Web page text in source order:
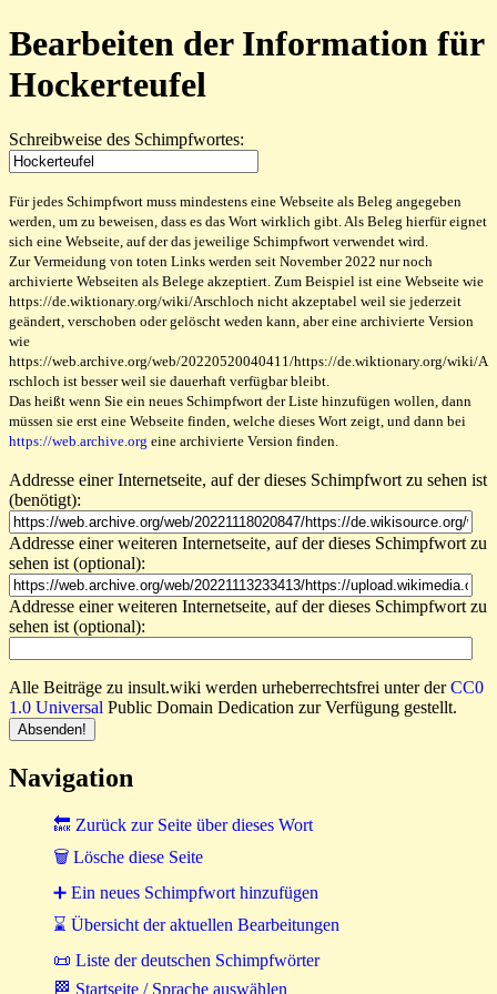
Bearbeiten der Information für
Hockerteufel
Schreibweise des Schimpfwortes:
Für jedes Schimpfwort muss mindestens eine Webseite als Beleg angegeben
werden, um zu beweisen, dass es das Wort wirklich gibt. Als Beleg hierfür eignet
sich eine Webseite, auf der das jeweilige Schimpfwort verwendet wird.
Zur Vermeidung von toten Links werden seit November 2022 nur noch
archivierte Webseiten als Belege akzeptiert. Zum Beispiel ist eine Webseite wie
https://de.wiktionary.org/wiki/Arschloch nicht akzeptabel weil sie jederzeit
geändert, verschoben oder gelöscht weden kann, aber eine archivierte Version
wie
https://web.archive.org/web/20220520040411/https://de.wiktionary.org/wiki/A
rschloch ist besser weil sie dauerhaft verfügbar bleibt.
Das heißt wenn Sie ein neues Schimpfwort der Liste hinzufügen wollen, dann
müssen sie erst eine Webseite finden, welche dieses Wort zeigt, und dann bei
https://web.archive.org eine archivierte Version finden.
Addresse einer Internetseite, auf der dieses Schimpfwort zu sehen ist
(benötigt):
Addresse einer weiteren Internetseite, auf der dieses Schimpfwort zu
sehen ist (optional):
Addresse einer weiteren Internetseite, auf der dieses Schimpfwort zu
sehen ist (optional):
Alle Beiträge zu insult.wiki werden urheberrechtsfrei unter derCC0
1.0 Universal Public Domain Dedication zur Verfügung gestellt.
Navigation
🔙 Zurück zur Seite über dieses Wort
🗑 Lösche diese Seite
➕ Ein neues Schimpfwort hinzufügen
⌛ Übersicht der aktuellen Bearbeitungen
📜 Liste der deutschen Schimpfwörter
🏁 Startseite / Sprache auswählen